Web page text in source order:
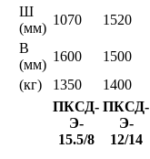
Ш
(мм)
1070 1520
В
(мм)
1600 1500
(кг) 1350 1400
ПКСД-
Э-
15.5/8
ПКСД-
Э-
12/14